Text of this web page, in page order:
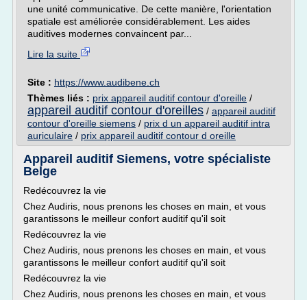
une unité communicative. De cette manière, l'orientation
spatiale est améliorée considérablement. Les aides
auditives modernes convaincent par...
Lire la suite
Site : https://www.audibene.ch
Thèmes liés : prix appareil auditif contour d'oreille /
appareil auditif contour d'oreilles / appareil auditif
contour d'oreille siemens / prix d un appareil auditif intra
auriculaire / prix appareil auditif contour d oreille
Appareil auditif Siemens, votre spécialiste
Belge
Redécouvrez la vie
Chez Audiris, nous prenons les choses en main, et vous
garantissons le meilleur confort auditif qu'il soit
Redécouvrez la vie
Chez Audiris, nous prenons les choses en main, et vous
garantissons le meilleur confort auditif qu'il soit
Redécouvrez la vie
Chez Audiris, nous prenons les choses en main, et vous